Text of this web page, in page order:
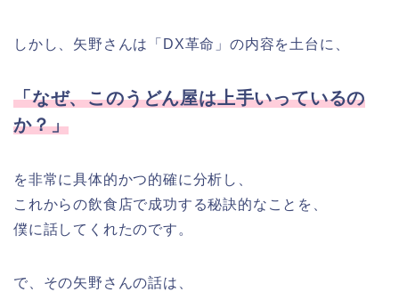
しかし、矢野さんは「DX革命」の内容を土台に、
「なぜ、このうどん屋は上手いっているの
か？」
を非常に具体的かつ的確に分析し、
これからの飲食店で成功する秘訣的なことを、
僕に話してくれたのです。
で、その矢野さんの話は、